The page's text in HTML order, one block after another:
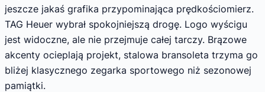
jeszcze jakaś grafika przypominająca prędkościomierz.
TAG Heuer wybrał spokojniejszą drogę. Logo wyścigu
jest widoczne, ale nie przejmuje całej tarczy. Brązowe
akcenty ocieplają projekt, stalowa bransoleta trzyma go
bliżej klasycznego zegarka sportowego niż sezonowej
pamiątki.